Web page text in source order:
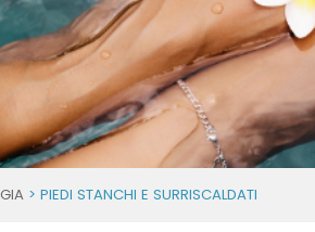
> PIEDI STANCHI E SURRISCALDATI